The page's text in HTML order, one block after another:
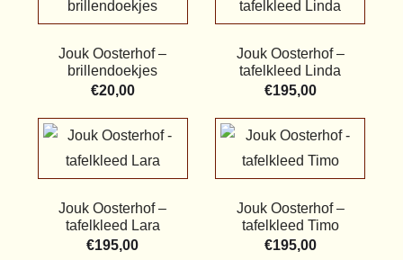
Jouk Oosterhof –
brillendoekjes
€20,00
Jouk Oosterhof –
tafelkleed Linda
€195,00
Jouk Oosterhof –
tafelkleed Lara
€195,00
Jouk Oosterhof –
tafelkleed Timo
€195,00